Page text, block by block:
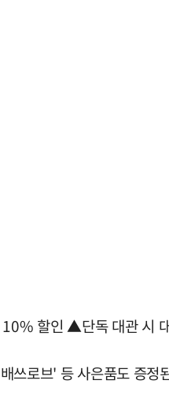
할인 ▲단독 대관 시
쓰로브' 등 사은품도 증정